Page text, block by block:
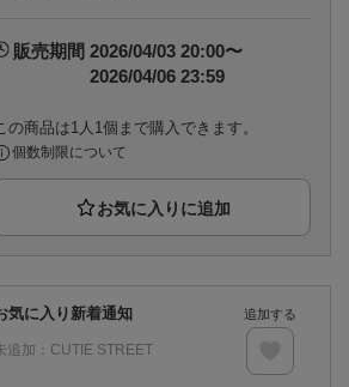
エンタメニュース
販売期間 2026/04/03 20:00〜
2026/04/06 23:59
の商品は1人1個まで購入できます。
個数制限について
気に入り新着通知
追加： CUTIE STREET
追加する